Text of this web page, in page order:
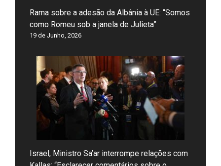
Rama sobre a adesão da Albânia à UE: “Somos
como Romeu sob a janela de Julieta”
19 de Junho, 2026
Israel, Ministro Sa’ar interrompe relações com